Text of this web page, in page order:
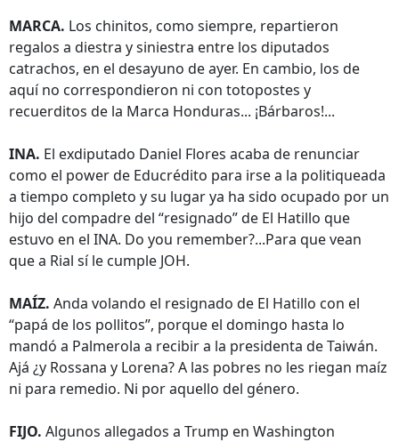
MARCA. Los chinitos, como siempre, repartieron
regalos a diestra y siniestra entre los diputados
catrachos, en el desayuno de ayer. En cambio, los de
aquí no correspondieron ni con totopostes y
recuerditos de la Marca Honduras... ¡Bárbaros!...
INA. El exdiputado Daniel Flores acaba de renunciar
como el power de Educrédito para irse a la politiqueada
a tiempo completo y su lugar ya ha sido ocupado por un
hijo del compadre del “resignado” de El Hatillo que
estuvo en el INA. Do you remember?...Para que vean
que a Rial sí le cumple JOH.
MAÍZ. Anda volando el resignado de El Hatillo con el
“papá de los pollitos”, porque el domingo hasta lo
mandó a Palmerola a recibir a la presidenta de Taiwán.
Ajá ¿y Rossana y Lorena? A las pobres no les riegan maíz
ni para remedio. Ni por aquello del género.
FIJO. Algunos allegados a Trump en Washington